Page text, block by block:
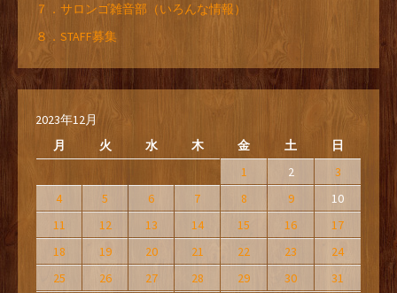
７．サロンゴ雑音部（いろんな情報）
８．STAFF募集
2023年12月
月
火 水 木 金 土 日
1 2
3
4
5 6 7 8 9
10
11
12 13 14 15 16
17
18
19 20 21 22 23
24
25
26 27 28 29 30 31